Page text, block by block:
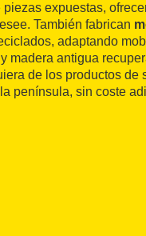
expuestas,
También fabrican
adaptando
madera antigua
de los productos de
península, sin coste